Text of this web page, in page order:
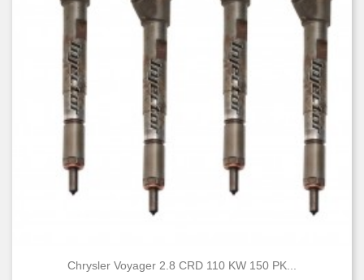
Chrysler Voyager 2.8 CRD 110 KW 150 PK...